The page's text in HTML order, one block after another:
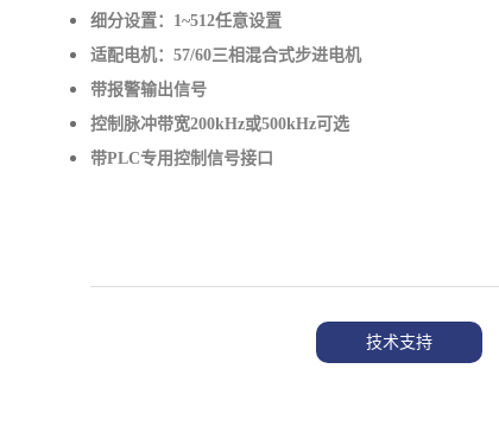
细分设置：1~512任意设置
适配电机：57/60三相混合式步进电机
带报警输出信号
控制脉冲带宽200kHz或500kHz可选
带PLC专用控制信号接口
技术支持